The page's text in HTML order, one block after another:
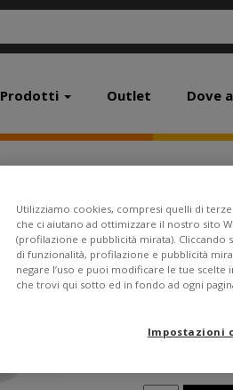
Prodotti Outlet Dove
€ 89,99
Utilizziamo cookies, compresi quelli di
che ci aiutano ad ottimizzare il nostro sito
(profilazione e pubblicità mirata). Cliccando
di funzionalità, profilazione e pubblicità
negare l’uso e puoi modificare le tue
che trovi qui sotto ed in fondo ad ogni
Impostazioni